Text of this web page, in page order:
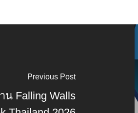
Previous Post
Falling Walls